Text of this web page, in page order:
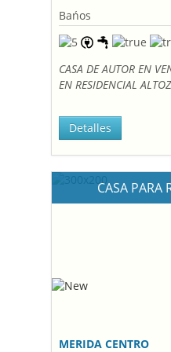
Bańos
CASA DE AUTOR EN
EN RESIDENCIAL
Detalles
CASA PARA
MERIDA CENTRO